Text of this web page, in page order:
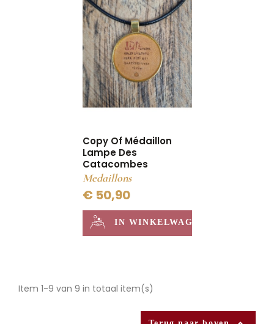
Copy Of Médaillon
Lampe Des
Catacombes
Medaillons
€ 50,90
IN WINKELWAGEN
Item 1-9 van 9 in totaal item(s)